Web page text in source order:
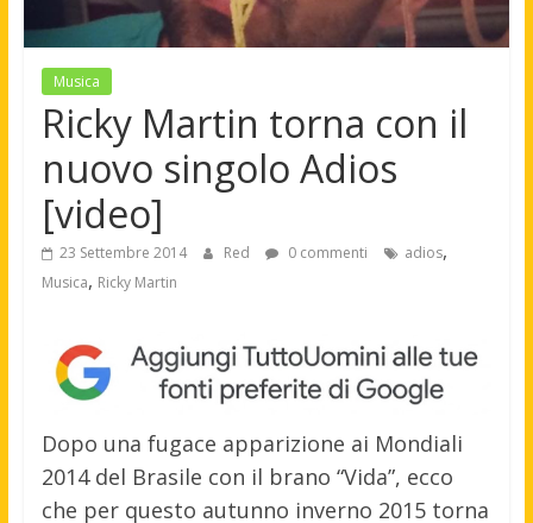
Musica
Ricky Martin torna con il
nuovo singolo Adios
[video]
23 Settembre 2014 Red 0 commenti adios,
Musica, Ricky Martin
Dopo una fugace apparizione ai Mondiali
2014 del Brasile con il brano “Vida”, ecco
che per questo autunno inverno 2015 torna